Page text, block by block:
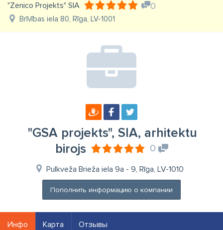
"Zenico Projekts" SIA 0
Brīvības iela 80, Rīga, LV-1001
"GSA projekts", SIA, arhitektu
birojs
0
Pulkveža Brieža iela 9a - 9, Rīga, LV-1010
Пополнить информацию о компании
Инфо Карта Отзывы